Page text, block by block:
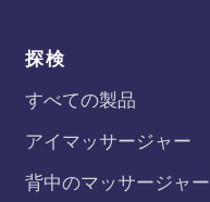
探検
すべての製品
アイマッサージャー
背中のマッサージャー